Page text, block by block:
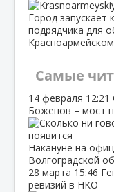
Город запускает
подрядчика для
Самые
14 февраля 12:21
Боженов – мост
Накануне на
Волгоградской
28 марта 15:46
ревизий в НКО